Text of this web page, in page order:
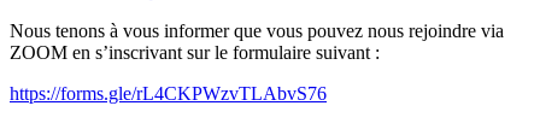
Nous tenons à vous informer que vous pouvez nous rejoindre via
ZOOM en s’inscrivant sur le formulaire suivant :
https://forms.gle/rL4CKPWzvTLAbvS76